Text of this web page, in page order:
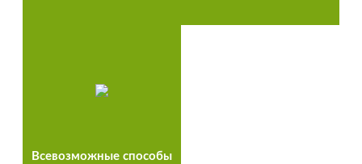
Всевозможные способы